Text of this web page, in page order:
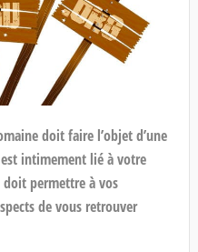
doit faire l’objet d’une
intimement lié à votre
permettre à vos
de vous retrouver